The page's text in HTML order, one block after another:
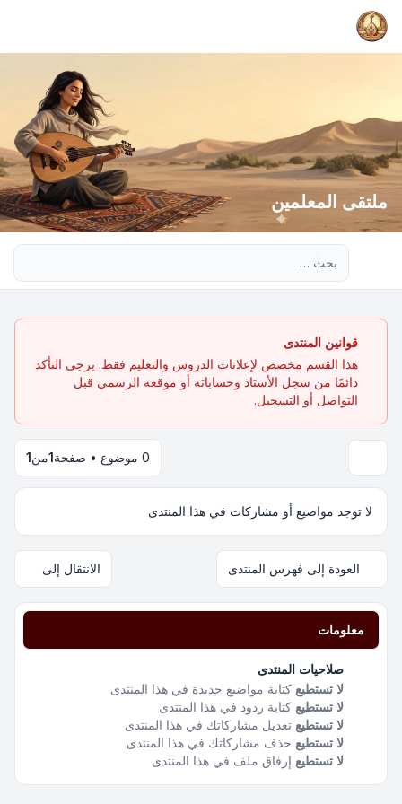
ملتقى المعلمين
قوانين المنتدى
هذا القسم مخصص لإعلانات الدروس والتعليم فقط. يرجى التأكد
دائمًا من سجل الأستاذ وحساباته أو موقعه الرسمي قبل
التواصل أو التسجيل.
0 موضوع • صفحة 1من1
لا توجد مواضيع أو مشاركات في هذا المنتدى
العودة إلى فهرس المنتدى الانتقال إلى
معلومات
صلاحيات المنتدى
لا تستطيع كتابة مواضيع جديدة في هذا المنتدى
لا تستطيع كتابة ردود في هذا المنتدى
لا تستطيع تعديل مشاركاتك في هذا المنتدى
لا تستطيع حذف مشاركاتك في هذا المنتدى
لا تستطيع إرفاق ملف في هذا المنتدى